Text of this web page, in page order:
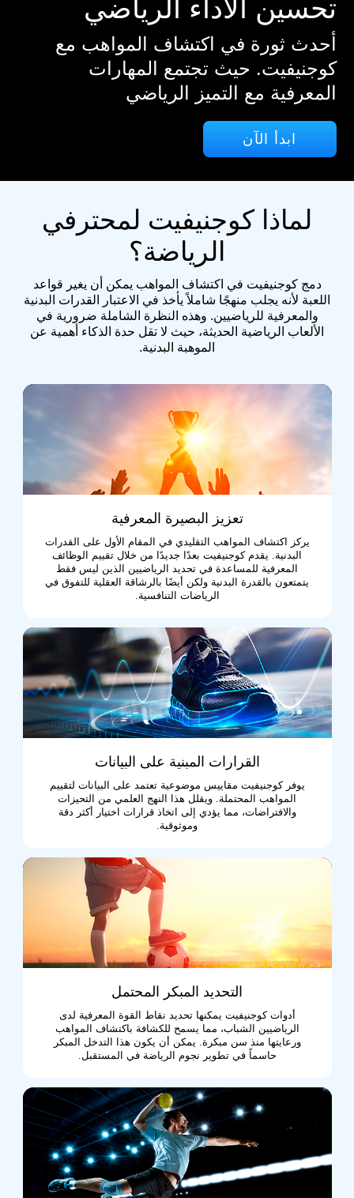
تحسين الأداء الرياضي
أحدث ثورة في اكتشاف المواهب مع
كوجنيفيت. حيث تجتمع المهارات
المعرفية مع التميز الرياضي
ابدأ الآن
لماذا كوجنيفيت لمحترفي
الرياضة؟
دمج كوجنيفيت في اكتشاف المواهب يمكن أن يغير قواعد
اللعبة لأنه يجلب منهجًا شاملاً يأخذ في الاعتبار القدرات البدنية
والمعرفية للرياضيين. وهذه النظرة الشاملة ضرورية في
الألعاب الرياضية الحديثة، حيث لا تقل حدة الذكاء أهمية عن
الموهبة البدنية.
تعزيز البصيرة المعرفية
يركز اكتشاف المواهب التقليدي في المقام الأول على القدرات
البدنية. يقدم كوجنيفيت بعدًا جديدًا من خلال تقييم الوظائف
المعرفية للمساعدة في تحديد الرياضيين الذين ليس فقط
يتمتعون بالقدرة البدنية ولكن أيضًا بالرشاقة العقلية للتفوق في
الرياضات التنافسية.
القرارات المبنية على البيانات
يوفر كوجنيفيت مقاييس موضوعية تعتمد على البيانات لتقييم
المواهب المحتملة. ويقلل هذا النهج العلمي من التحيزات
والافتراضات، مما يؤدي إلى اتخاذ قرارات اختيار أكثر دقة
وموثوقية.
التحديد المبكر المحتمل
أدوات كوجنيفيت يمكنها تحديد نقاط القوة المعرفية لدى
الرياضيين الشباب، مما يسمح للكشافة باكتشاف المواهب
ورعايتها منذ سن مبكرة. يمكن أن يكون هذا التدخل المبكر
حاسماً في تطوير نجوم الرياضة في المستقبل.